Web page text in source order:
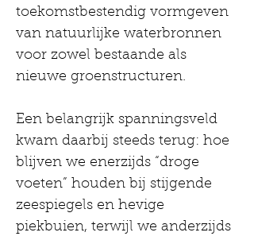
toekomstbestendig vormgeven
van natuurlijke waterbronnen
voor zowel bestaande als
nieuwe groenstructuren.
Een belangrijk spanningsveld
kwam daarbij steeds terug: hoe
blijven we enerzijds “droge
voeten” houden bij stijgende
zeespiegels en hevige
piekbuien, terwijl we anderzijds